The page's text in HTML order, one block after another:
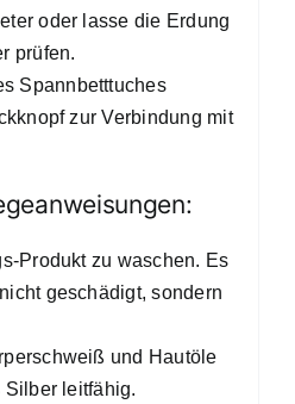
oder lasse die Erdung
prüfen.
Spannbetttuches
zur Verbindung mit
Produkt zu waschen. Es
geschädigt, sondern
und Hautöle
Silber leitfähig.